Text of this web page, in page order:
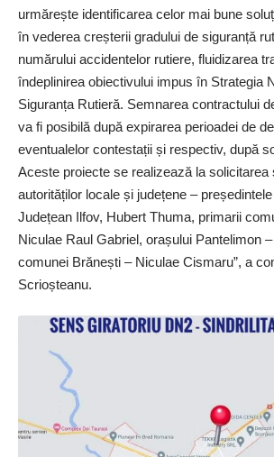
urmărește identificarea celor mai bune
în vederea creșterii gradului de siguranță
numărului accidentelor rutiere, fluidizarea
îndeplinirea obiectivului impus în Strategia
Siguranța Rutieră. Semnarea contractului
va fi posibilă după expirarea perioadei de
eventualelor contestații și respectiv, după
Aceste proiecte se realizează la solicitarea
autorităților locale și județene –
Județean Ilfov, Hubert Thuma, primarii
Niculae Raul Gabriel, orașului Pantelimon
comunei Brănești – Niculae Cismaru”, a
Scrioșteanu.